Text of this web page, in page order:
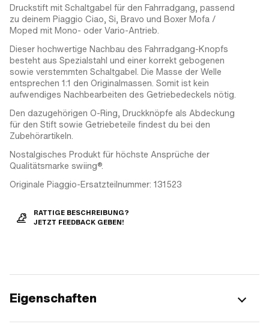
Druckstift mit Schaltgabel für den Fahrradgang, passend
zu deinem Piaggio Ciao, Si, Bravo und Boxer Mofa /
Moped mit Mono- oder Vario-Antrieb.
Dieser hochwertige Nachbau des Fahrradgang-Knopfs
besteht aus Spezialstahl und einer korrekt gebogenen
sowie verstemmten Schaltgabel. Die Masse der Welle
entsprechen 1:1 den Originalmassen. Somit ist kein
aufwendiges Nachbearbeiten des Getriebedeckels nötig.
Den dazugehörigen O-Ring, Druckknöpfe als Abdeckung
für den Stift sowie Getriebeteile findest du bei den
Zubehörartikeln.
Nostalgisches Produkt für höchste Ansprüche der
Qualitätsmarke swiing®.
Originale Piaggio-Ersatzteilnummer: 131523
RATTIGE BESCHREIBUNG?
JETZT FEEDBACK GEBEN!
Eigenschaften